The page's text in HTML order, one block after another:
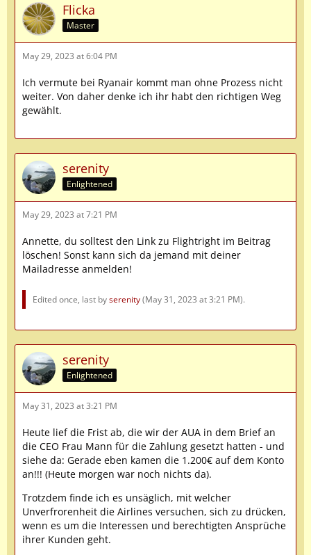
Flicka
Master
May 29, 2023 at 6:04 PM
Ich vermute bei Ryanair kommt man ohne Prozess nicht
weiter. Von daher denke ich ihr habt den richtigen Weg
gewählt.
serenity
Enlightened
May 29, 2023 at 7:21 PM
Annette, du solltest den Link zu Flightright im Beitrag
löschen! Sonst kann sich da jemand mit deiner
Mailadresse anmelden!
Edited once, last byserenity(May 31, 2023 at 3:21 PM).
serenity
Enlightened
May 31, 2023 at 3:21 PM
Heute lief die Frist ab, die wir der AUA in dem Brief an
die CEO Frau Mann für die Zahlung gesetzt hatten - und
siehe da: Gerade eben kamen die 1.200€ auf dem Konto
an!!! (Heute morgen war noch nichts da).
Trotzdem finde ich es unsäglich, mit welcher
Unverfrorenheit die Airlines versuchen, sich zu drücken,
wenn es um die Interessen und berechtigten Ansprüche
ihrer Kunden geht.